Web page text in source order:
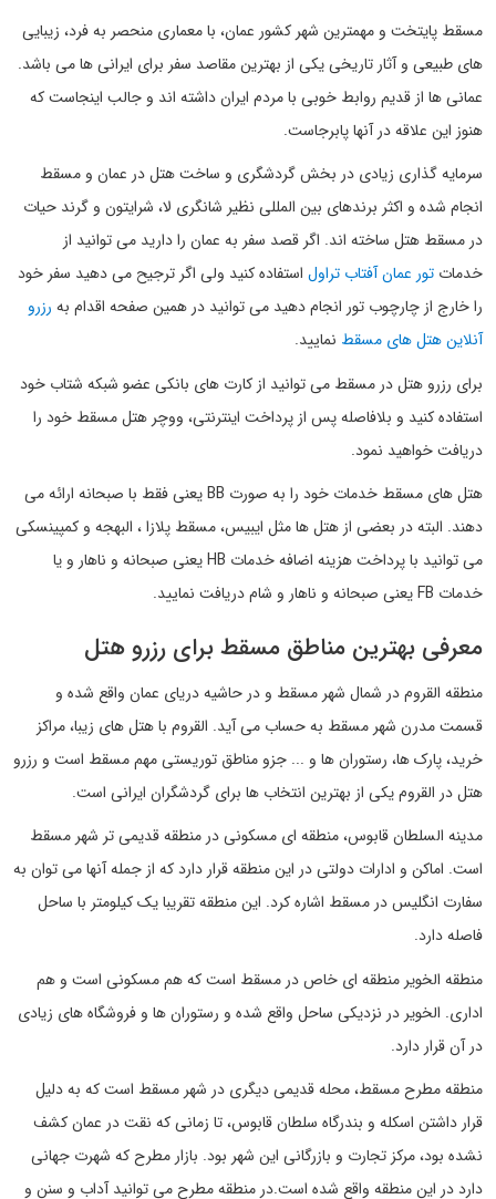
مسقط پایتخت و مهمترین شهر کشور عمان، با معماری منحصر به فرد، زیبایی
های طبیعی و آثار تاریخی یکی از بهترین مقاصد سفر برای ایرانی ها می باشد.
عمانی ها از قدیم روابط خوبی با مردم ایران داشته اند و جالب اینجاست که
هنوز این علاقه در آنها پابرجاست.
سرمایه گذاری زیادی در بخش گردشگری و ساخت هتل در عمان و مسقط
انجام شده و اکثر برندهای بین المللی نظیر شانگری لا، شرایتون و گرند حیات
در مسقط هتل ساخته اند. اگر قصد سفر به عمان را دارید می توانید از
خدمات تور عمان آفتاب تراول استفاده کنید ولی اگر ترجیح می دهید سفر خود
را خارج از چارچوب تور انجام دهید می توانید در همین صفحه اقدام به رزرو
آنلاین هتل های مسقط نمایید.
برای رزرو هتل در مسقط می توانید از کارت های بانکی عضو شبکه شتاب خود
استفاده کنید و بلافاصله پس از پرداخت اینترنتی، ووچر هتل مسقط خود را
دریافت خواهید نمود.
هتل های مسقط خدمات خود را به صورت BB یعنی فقط با صبحانه ارائه می
دهند. البته در بعضی از هتل ها مثل ایبیس، مسقط پلازا ، البهجه و کمپینسکی
می توانید با پرداخت هزینه اضافه خدمات HB یعنی صبحانه و ناهار و یا
خدمات FB یعنی صبحانه و ناهار و شام دریافت نمایید.
معرفی بهترین مناطق مسقط برای رزرو هتل
منطقه القروم در شمال شهر مسقط و در حاشیه دریای عمان واقع شده و
قسمت مدرن شهر مسقط به حساب می آید. القروم با هتل های زیبا، مراکز
خرید، پارک ها، رستوران ها و ... جزو مناطق توریستی مهم مسقط است و رزرو
هتل در القروم یکی از بهترین انتخاب ها برای گردشگران ایرانی است.
مدینه السلطان قابوس، منطقه ای مسکونی در منطقه قدیمی تر شهر مسقط
است. اماکن و ادارات دولتی در این منطقه قرار دارد که از جمله آنها می توان به
سفارت انگلیس در مسقط اشاره کرد. این منطقه تقریبا یک کیلومتر با ساحل
فاصله دارد.
منطقه الخویر منطقه ای خاص در مسقط است که هم مسکونی است و هم
اداری. الخویر در نزدیکی ساحل واقع شده و رستوران ها و فروشگاه های زیادی
در آن قرار دارد.
منطقه مطرح مسقط، محله قدیمی دیگری در شهر مسقط است که به دلیل
قرار داشتن اسکله و بندرگاه سلطان قابوس، تا زمانی که نقت در عمان کشف
نشده بود، مرکز تجارت و بازرگانی این شهر بود. بازار مطرح که شهرت جهانی
دارد در این منطقه واقع شده است.در منطقه مطرح می توانید آداب و سنن و